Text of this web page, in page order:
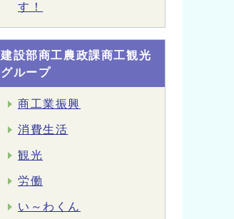
す！
建設部商工農政課商工観光
グループ
商工業振興
消費生活
観光
労働
い～わくん